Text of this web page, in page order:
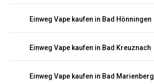
Einweg Vape kaufen in Bad Hönningen
Einweg Vape kaufen in Bad Kreuznach
Einweg Vape kaufen in Bad Marienberg